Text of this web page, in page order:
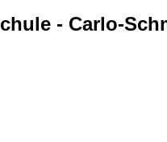
- Carlo-